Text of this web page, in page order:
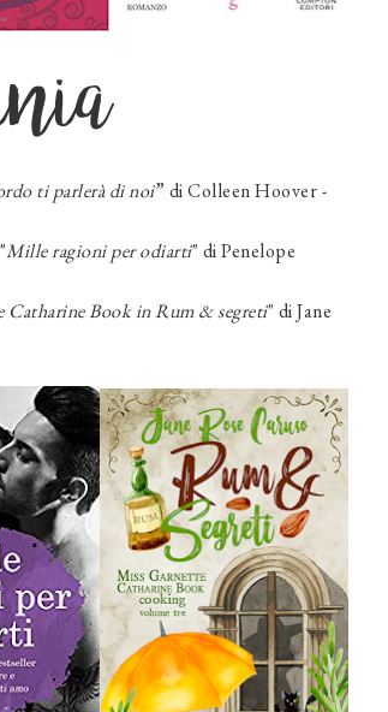
ti parlerà di noi” di Colleen Hoover -
Mille ragioni per odiarti" di Penelope
Catharine Book inRum & segreti" di Jane